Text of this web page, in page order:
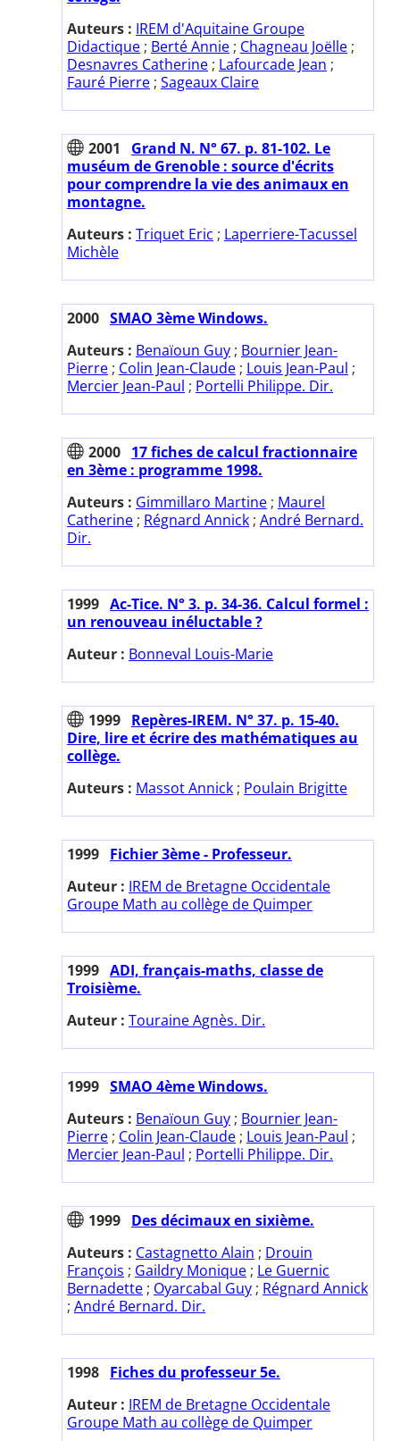
Auteurs : IREM d'Aquitaine Groupe
Didactique ; Berté Annie ; Chagneau Joëlle ;
Desnavres Catherine ; Lafourcade Jean ;
Fauré Pierre ; Sageaux Claire
2001
Grand N. N° 67. p. 81-102. Le
muséum de Grenoble : source d'écrits
pour comprendre la vie des animaux en
montagne.
Auteurs : Triquet Eric ; Laperriere-Tacussel
Michèle
2000 SMAO 3ème Windows.
Auteurs : Benaïoun Guy ; Bournier Jean-
Pierre ; Colin Jean-Claude ; Louis Jean-Paul ;
Mercier Jean-Paul ; Portelli Philippe. Dir.
2000 17 fiches de calcul fractionnaire
en 3ème : programme 1998.
Auteurs : Gimmillaro Martine ; Maurel
Catherine ; Régnard Annick ; André Bernard.
Dir.
1999 Ac-Tice. N° 3. p. 34-36. Calcul formel :
un renouveau inéluctable ?
Auteur : Bonneval Louis-Marie
1999 Repères-IREM. N° 37. p. 15-40.
Dire, lire et écrire des mathématiques au
collège.
Auteurs : Massot Annick ; Poulain Brigitte
1999 Fichier 3ème - Professeur.
Auteur : IREM de Bretagne Occidentale
Groupe Math au collège de Quimper
1999 ADI, français-maths, classe de
Troisième.
Auteur : Touraine Agnès. Dir.
1999 SMAO 4ème Windows.
Auteurs : Benaïoun Guy ; Bournier Jean-
Pierre ; Colin Jean-Claude ; Louis Jean-Paul ;
Mercier Jean-Paul ; Portelli Philippe. Dir.
1999 Des décimaux en sixième.
Auteurs : Castagnetto Alain ; Drouin
François ; Gaildry Monique ; Le Guernic
Bernadette ; Oyarcabal Guy ; Régnard Annick
; André Bernard. Dir.
1998 Fiches du professeur 5e.
Auteur : IREM de Bretagne Occidentale
Groupe Math au collège de Quimper